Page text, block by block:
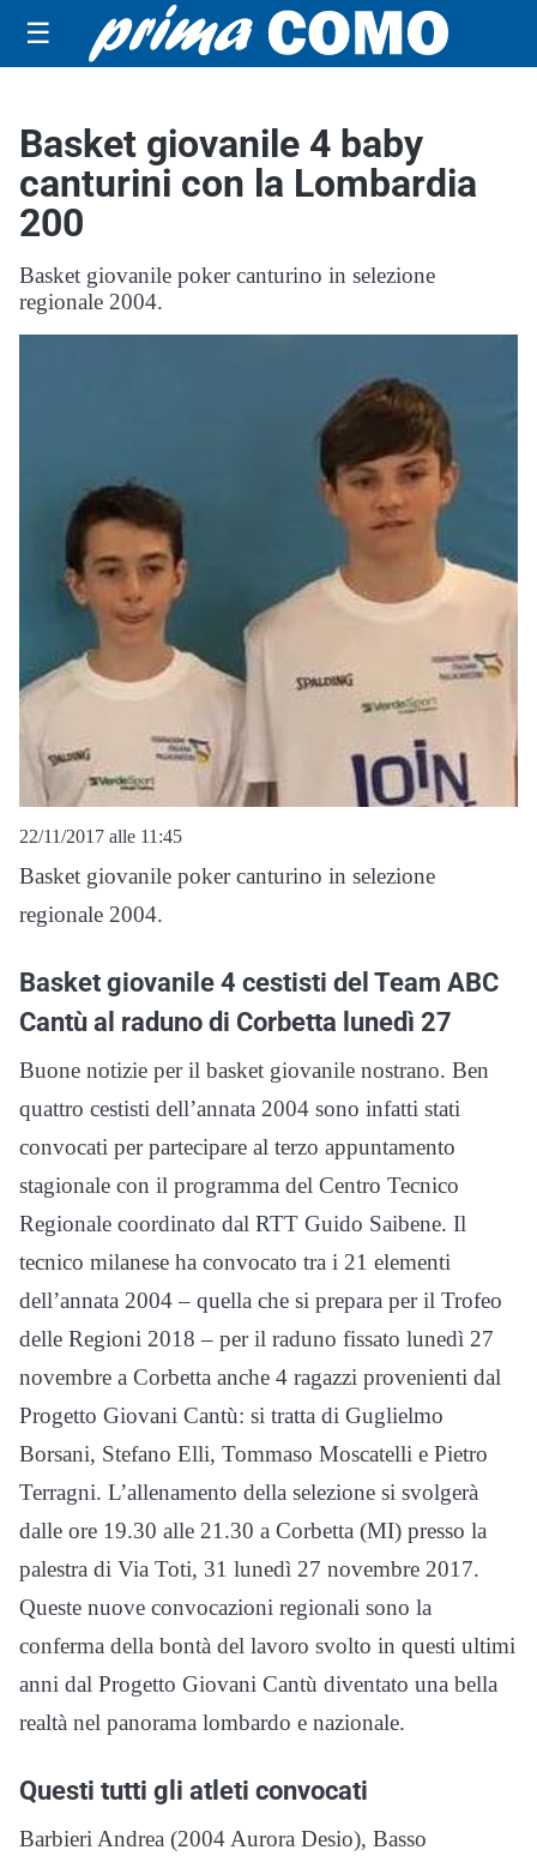
☰
Basket giovanile 4 baby
canturini con la Lombardia
200
Basket giovanile poker canturino in selezione
regionale 2004.
22/11/2017 alle 11:45
Basket giovanile poker canturino in selezione
regionale 2004.
Basket giovanile 4 cestisti del Team ABC
Cantù al raduno di Corbetta lunedì 27
Buone notizie per il basket giovanile nostrano. Ben
quattro cestisti dell’annata 2004 sono infatti stati
convocati per partecipare al terzo appuntamento
stagionale con il programma del Centro Tecnico
Regionale coordinato dal RTT Guido Saibene. Il
tecnico milanese ha convocato tra i 21 elementi
dell’annata 2004 – quella che si prepara per il Trofeo
delle Regioni 2018 – per il raduno fissato lunedì 27
novembre a Corbetta anche 4 ragazzi provenienti dal
Progetto Giovani Cantù: si tratta di Guglielmo
Borsani, Stefano Elli, Tommaso Moscatelli e Pietro
Terragni. L’allenamento della selezione si svolgerà
dalle ore 19.30 alle 21.30 a Corbetta (MI) presso la
palestra di Via Toti, 31 lunedì 27 novembre 2017.
Queste nuove convocazioni regionali sono la
conferma della bontà del lavoro svolto in questi ultimi
anni dal Progetto Giovani Cantù diventato una bella
realtà nel panorama lombardo e nazionale.
Questi tutti gli atleti convocati
Barbieri Andrea (2004 Aurora Desio), Basso